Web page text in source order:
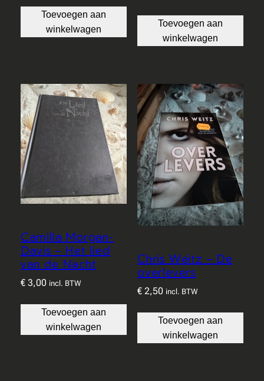
Toevoegen aan
winkelwagen
Toevoegen aan
winkelwagen
Camilla Morgan-
Davis – Het lied
van de Nacht
€3,00 incl. BTW
Toevoegen aan
winkelwagen
Chris Weitz – De
overlevers
€ 2,50 incl. BTW
Toevoegen aan
winkelwagen